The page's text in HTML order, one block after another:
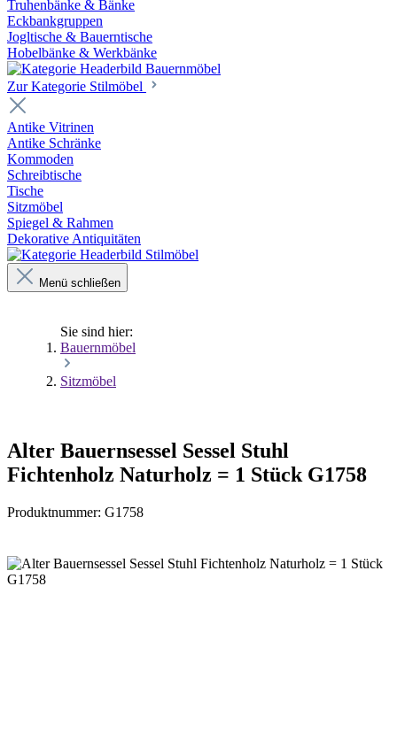
Truhenbänke & Bänke
Eckbankgruppen
Jogltische & Bauerntische
Hobelbänke & Werkbänke
Zur Kategorie Stilmöbel
Antike Vitrinen
Antike Schränke
Kommoden
Schreibtische
Tische
Sitzmöbel
Spiegel & Rahmen
Dekorative Antiquitäten
Menü schließen
Sie sind hier:
Bauernmöbel
Sitzmöbel
Alter Bauernsessel Sessel Stuhl
Fichtenholz Naturholz = 1 Stück G1758
Produktnummer: G1758